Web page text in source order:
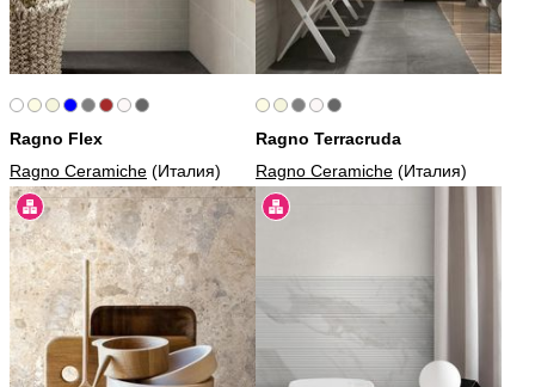
Ragno Flex
Ragno Ceramiche (Италия)
Ragno Terracruda
Ragno Ceramiche (Италия)